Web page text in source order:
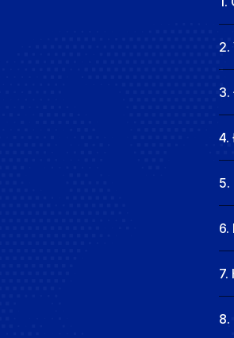
Các hãng hàng
Tuyến bay từ Việt Nam đi
hơn 4.000 km, hiện chưa có
các lựa chọn quá cảnh đa dạng,
2.
3.
4.
5.
6.
7.
8.